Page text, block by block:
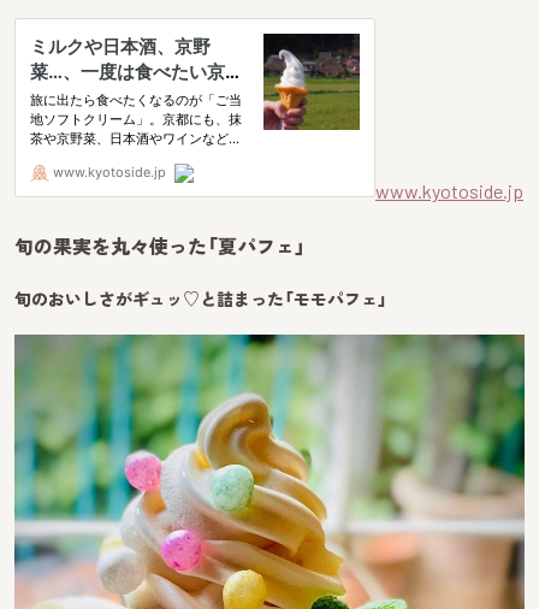
www.kyotoside.jp
旬の果実を丸々使った「夏パフェ」
旬のおいしさがギュッ♡と詰まった「モモパフェ」